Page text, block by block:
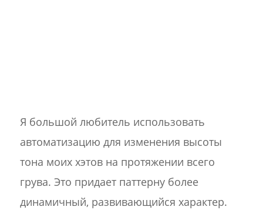
Я большой любитель использовать
автоматизацию для изменения высоты
тона моих хэтов на протяжении всего
грува. Это придает паттерну более
динамичный, развивающийся характер.